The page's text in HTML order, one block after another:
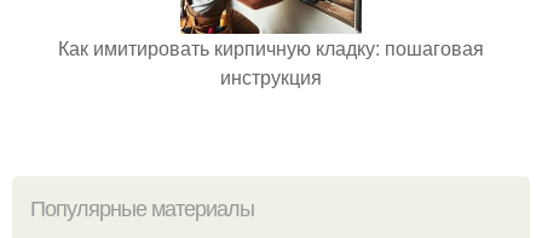
Как имитировать кирпичную кладку: пошаговая
инструкция
Популярные материалы